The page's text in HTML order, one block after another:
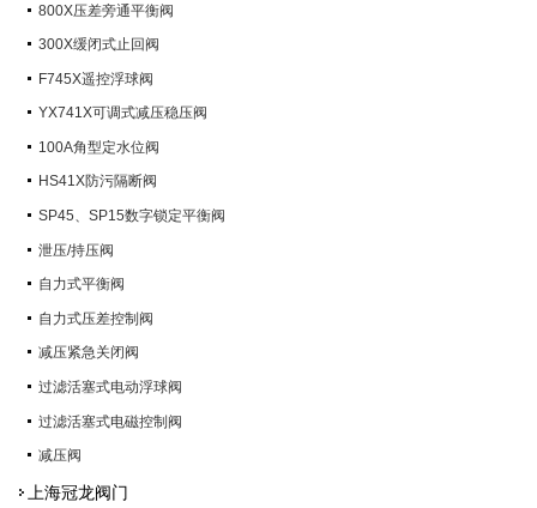
800X压差旁通平衡阀
300X缓闭式止回阀
F745X遥控浮球阀
YX741X可调式减压稳压阀
100A角型定水位阀
HS41X防污隔断阀
SP45、SP15数字锁定平衡阀
泄压/持压阀
自力式平衡阀
自力式压差控制阀
减压紧急关闭阀
过滤活塞式电动浮球阀
过滤活塞式电磁控制阀
减压阀
上海冠龙阀门